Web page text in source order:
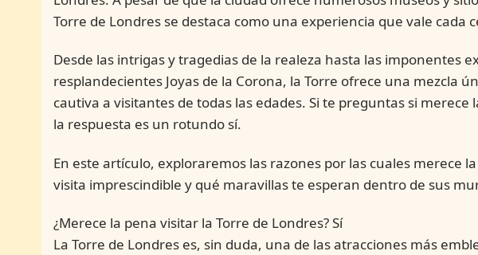
Torre de Londres se destaca como una experiencia que vale cada
Desde las intrigas y tragedias de la realeza hasta las imponentes
resplandecientes Joyas de la Corona, la Torre ofrece una mezcla
cautiva a visitantes de todas las edades. Si te preguntas si
la respuesta es un rotundo sí.
En este artículo, exploraremos las razones por las cuales merece
visita imprescindible y qué maravillas te esperan dentro de sus
¿Merece la pena visitar la Torre de Londres? Sí
La Torre de Londres es, sin duda, una de las atracciones más